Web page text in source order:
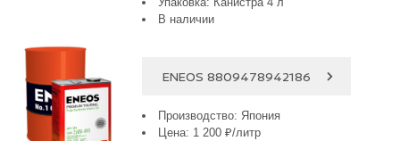
В наличии
ENEOS 8809478942186
Производство: Япония
Цена: 1 200 ₽/литр